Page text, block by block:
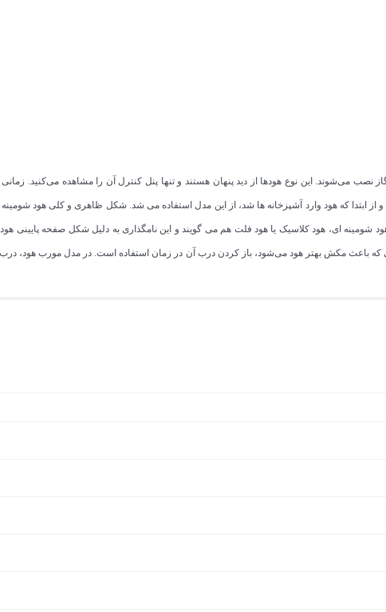
نصب می‌شوند. این نوع هودها از دید پنهان هستند و تنها پنل کنترل آن را مشاهده می‌کنید.
ای، هود کلاسیک یا هود فلت هم می گویند و این نامگذاری به دلیل شکل صفحه پایینی
باعث مکش بهتر هود می‌شود، باز کردن درب آن در زمان استفاده است. در مدل مورب هود،